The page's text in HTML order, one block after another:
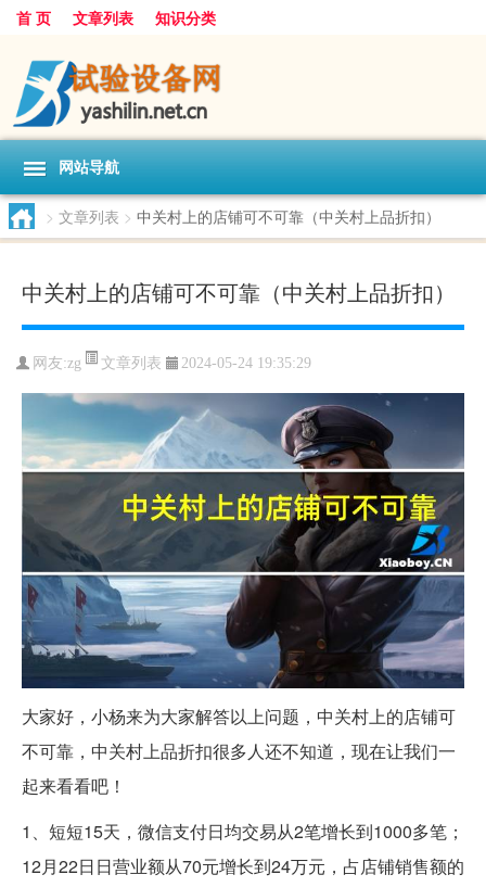
首 页 文章列表 知识分类
网站导航
> 文章列表 > 中关村上的店铺可不可靠（中关村上品折扣）
中关村上的店铺可不可靠（中关村上品折扣）
网友:zg 文章列表 2024-05-24 19:35:29
大家好，小杨来为大家解答以上问题，中关村上的店铺可
不可靠，中关村上品折扣很多人还不知道，现在让我们一
起来看看吧！
1、短短15天，微信支付日均交易从2笔增长到1000多笔；
12月22日日营业额从70元增长到24万元，占店铺销售额的